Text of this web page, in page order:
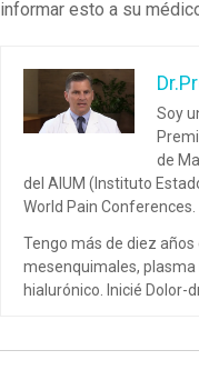
informar esto a su
Soy
de
del AIUM (Instituto
World Pain Conferences.
Tengo más de diez
mesenquimales,
hialurónico. Inicié Dolor-